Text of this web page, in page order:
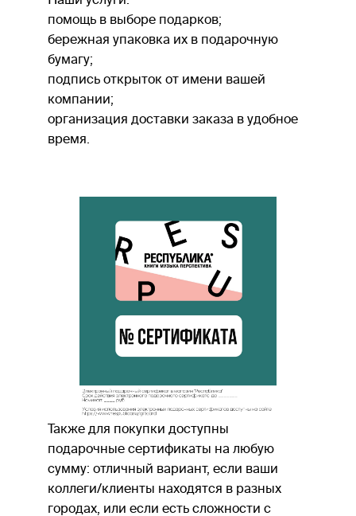
помощь в выборе подарков;
бережная упаковка их в подарочную
бумагу;
подпись открыток от имени вашей
компании;
организация доставки заказа в удобное
время.
Также для покупки доступны
подарочные сертификаты на любую
сумму: отличный вариант, если ваши
коллеги/клиенты находятся в разных
городах, или если есть сложности с